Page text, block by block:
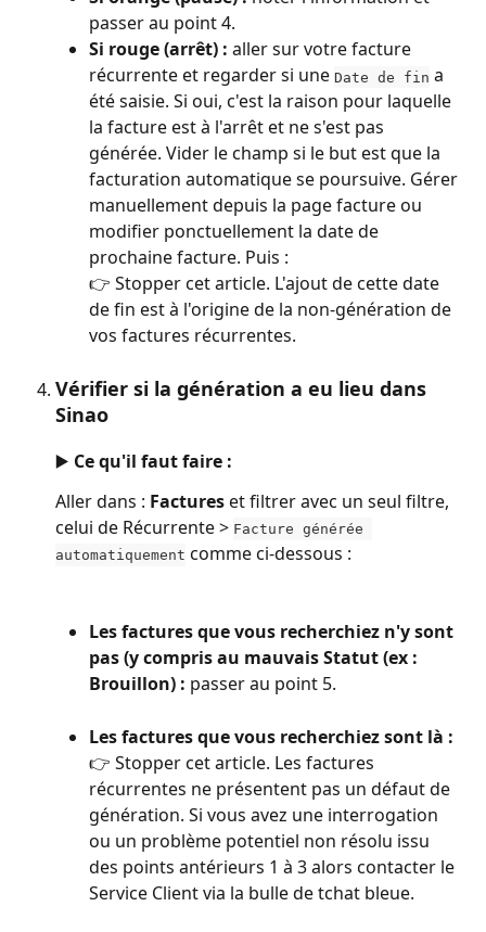
passer au point 4.
Si rouge (arrêt) : aller sur votre facture
récurrente et regarder si une Date de fin a
été saisie. Si oui, c'est la raison pour laquelle
la facture est à l'arrêt et ne s'est pas
générée. Vider le champ si le but est que la
facturation automatique se poursuive. Gérer
manuellement depuis la page facture ou
modifier ponctuellement la date de
prochaine facture. Puis :
👉 Stopper cet article. L'ajout de cette date
de fin est à l'origine de la non-génération de
vos factures récurrentes.
Vérifier si la génération a eu lieu dans
Sinao
▶️ Ce qu'il faut faire :
Aller dans : Factures et filtrer avec un seul filtre,
celui de Récurrente > Facture générée
automatiquement comme ci-dessous :
Les factures que vous recherchiez n'y sont
pas(y compris au mauvais Statut (ex :
Brouillon) : passer au point 5.
Les factures que vous recherchiez sont là :
👉 Stopper cet article. Les factures
récurrentes ne présentent pas un défaut de
génération. Si vous avez une interrogation
ou un problème potentiel non résolu issu
des points antérieurs 1 à 3 alors contacter le
Service Client via la bulle de tchat bleue.